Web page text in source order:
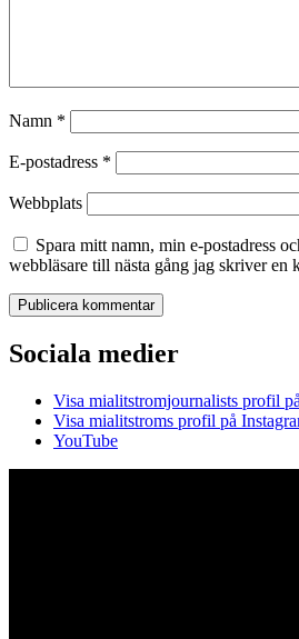
Namn *
E-postadress *
Webbplats
Spara mitt namn, min e-postadress
webbläsare till nästa gång jag skriver en
Sociala medier
Visa mialitstromjournalists profil
Visa mialitstroms profil på
YouTube